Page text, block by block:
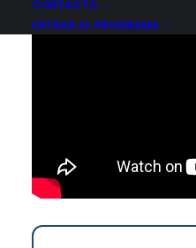
CONTACTO
ENTRAR AL PROGRAMA